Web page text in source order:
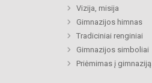
Vizija, misija
Gimnazijos himnas
Tradiciniai renginiai
Gimnazijos simboliai
Priėmimas į gimnaziją